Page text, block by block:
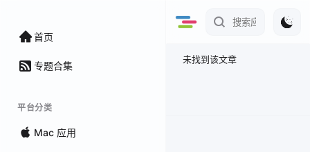
首页
专题合集
平台分类
Mac 应用
未找到该文章